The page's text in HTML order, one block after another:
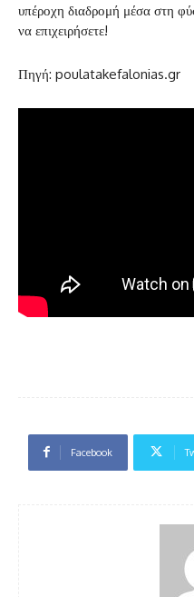
υπέροχη διαδρομή μέσα στη
να επιχειρήσετε!
Πηγή: poulatakefalonias.gr
Facebook